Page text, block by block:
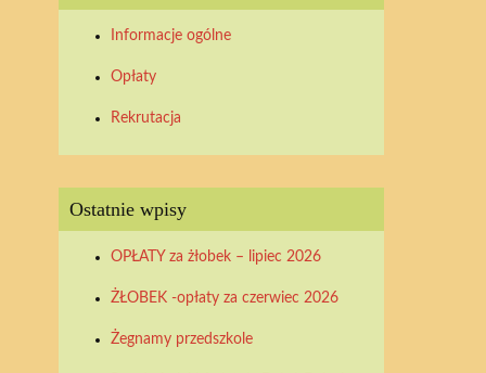
Informacje ogólne
Opłaty
Rekrutacja
Ostatnie wpisy
OPŁATY za żłobek – lipiec 2026
ŻŁOBEK -opłaty za czerwiec 2026
Żegnamy przedszkole